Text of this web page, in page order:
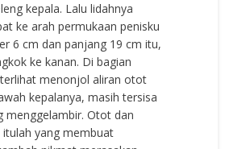
kepala. Lalu lidahnya
ke arah permukaan penisku
6 cm dan panjang 19 cm itu,
ke kanan. Di bagian
menonjol aliran otot
kepalanya, masih tersisa
menggelambir. Otot dan
yang membuat